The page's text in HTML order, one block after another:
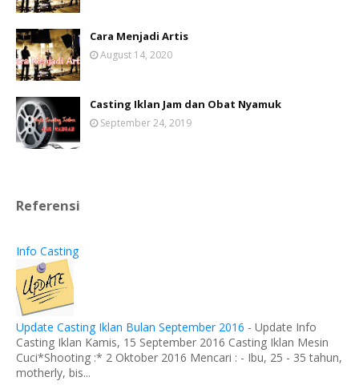
Cara Menjadi Artis
August 14, 2020
Casting Iklan Jam dan Obat Nyamuk
September 24, 2019
Referensi
Info Casting
Update Casting Iklan Bulan September 2016 - Update Info
Casting Iklan Kamis, 15 September 2016 Casting Iklan Mesin
Cuci*Shooting :* 2 Oktober 2016 Mencari : - Ibu, 25 - 35 tahun,
motherly, bis...